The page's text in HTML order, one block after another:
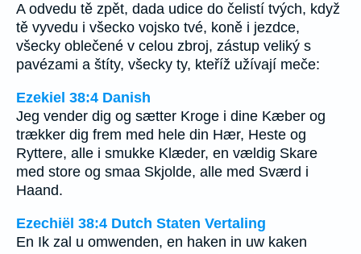
A odvedu tě zpět, dada udice do čelistí tvých, když
tě vyvedu i všecko vojsko tvé, koně i jezdce,
všecky oblečené v celou zbroj, zástup veliký s
pavézami a štíty, všecky ty, kteříž užívají meče:
Ezekiel 38:4 Danish
Jeg vender dig og sætter Kroge i dine Kæber og
trækker dig frem med hele din Hær, Heste og
Ryttere, alle i smukke Klæder, en vældig Skare
med store og smaa Skjolde, alle med Sværd i
Haand.
Ezechiël 38:4 Dutch Staten Vertaling
En Ik zal u omwenden, en haken in uw kaken